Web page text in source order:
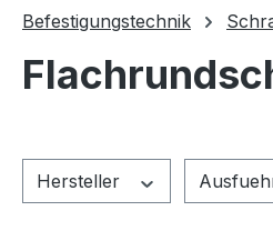
Befestigungstechnik
Hersteller